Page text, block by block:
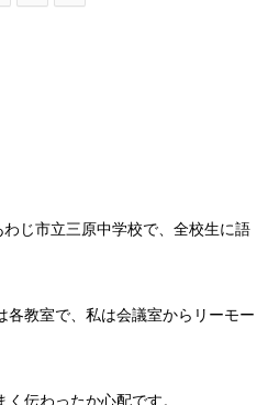
わじ市立三原中学校で、全校生に語
各教室で、私は会議室からリーモー
伝わったか心配です。